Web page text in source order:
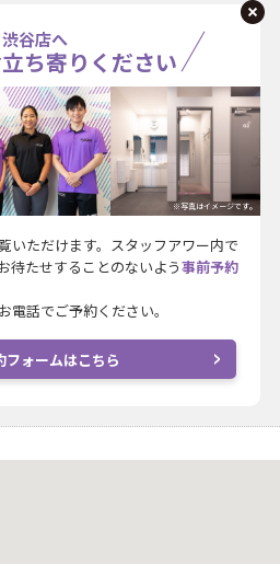
渋谷店へ
ち寄りください
※写真はイメージです。
いただけます。スタッフアワー内で
待たせすることのないよう事前予約
電話でご予約ください。
フォームはこちら